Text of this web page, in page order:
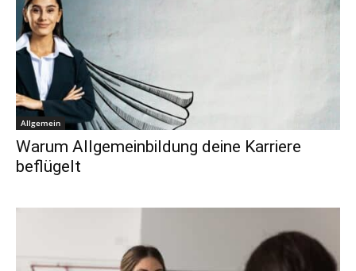
Allgemein
Warum Allgemeinbildung deine Karriere
beflügelt